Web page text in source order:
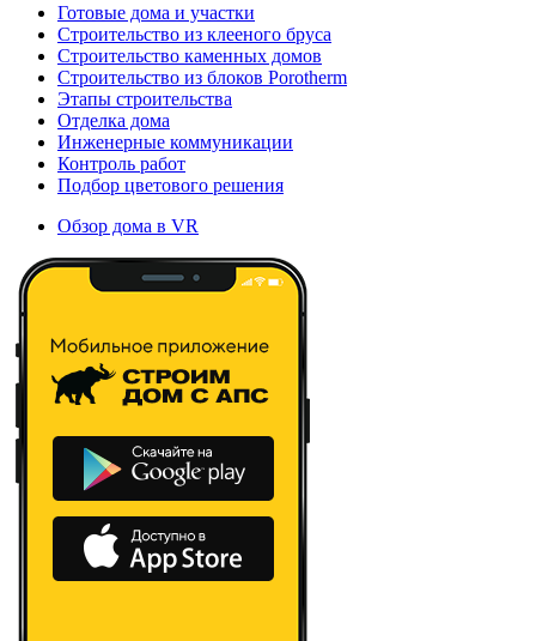
Готовые дома и участки
Строительство из клееного бруса
Строительство каменных домов
Строительство из блоков Porotherm
Этапы строительства
Отделка дома
Инженерные коммуникации
Контроль работ
Подбор цветового решения
Обзор дома в VR